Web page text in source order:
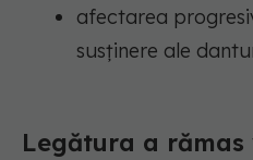
afectarea
susținere ale
Legătura a